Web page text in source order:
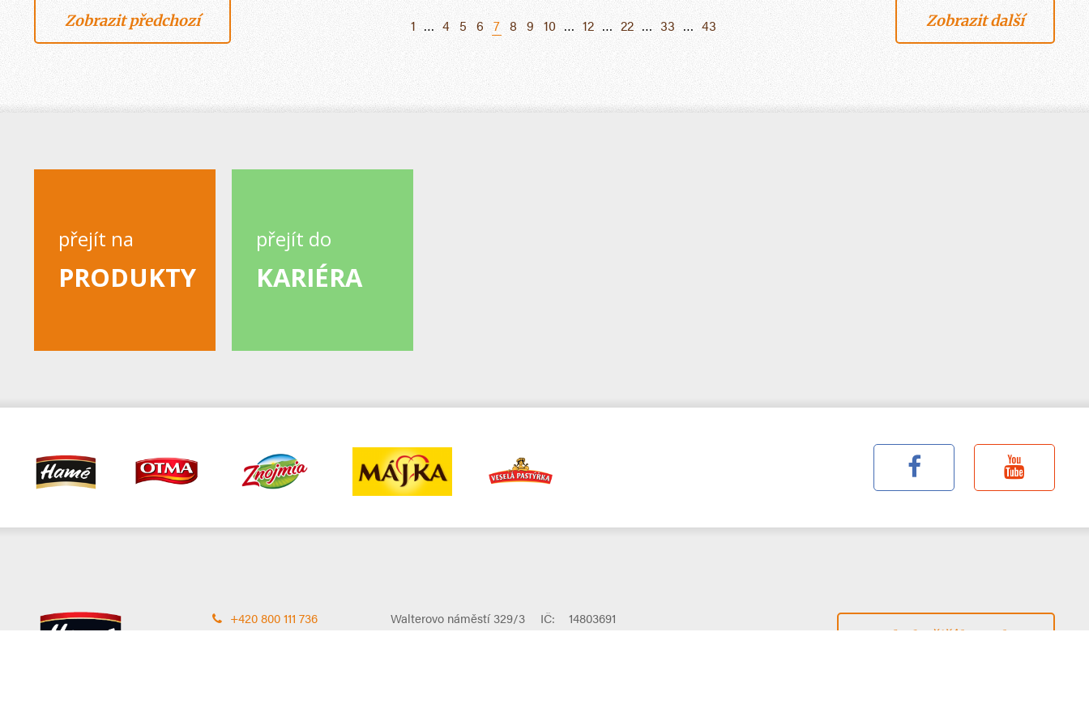
Zobrazit předchozí 1 … 4 5 6 7 8 9 10 … 12 … 22 … 33 … 43 Zobrazit další
přejít na
PRODUKTY
přejít do
KARIÉRA
+420 800 111 736
Walterovo náměstí 329/3
IČ:
14803691
Podrobnější kontakty